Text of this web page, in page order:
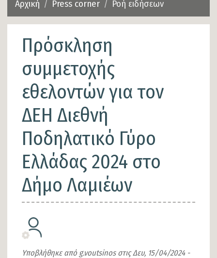
Αρχική Press corner Ροή ειδήσεων
Πρόσκληση
συμμετοχής
εθελοντών για τον
ΔΕΗ Διεθνή
Ποδηλατικό Γύρο
Ελλάδας 2024 στο
Δήμο Λαμιέων
Υποβλήθηκε από g.voutsinosστιςΔευ, 15/04/2024 -